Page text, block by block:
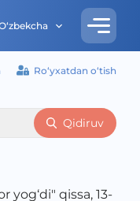
Ro‘yxatdan o‘tish
Qidiruv
yog‘di" qissa, 13-